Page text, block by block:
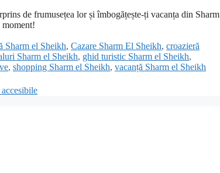
de frumusețea lor și îmbogățește-ți vacanța din Sharm
moment!
Sharm el Sheikh, Cazare Sharm El Sheikh, croazieră
Sharm el Sheikh, ghid turistic Sharm el Sheikh,
, shopping Sharm el Sheikh, vacanță Sharm el Sheikh